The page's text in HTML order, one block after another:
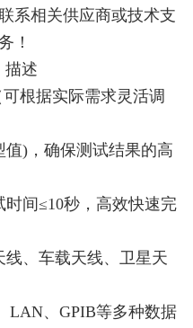
系相关供应商或技术支
！
根据实际需求灵活调
)，确保测试结果的高
间≤10秒，高效快速完
、车载天线、卫星天
。
、GPIB等多种数据